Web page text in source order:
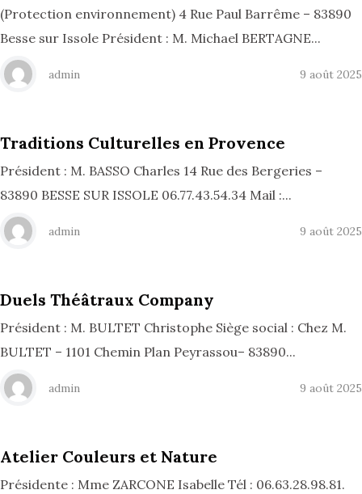
(Protection environnement) 4 Rue Paul Barrême – 83890
Besse sur Issole Président : M. Michael BERTAGNE...
admin 9 août 2025
Traditions Culturelles en Provence
Président : M. BASSO Charles 14 Rue des Bergeries –
83890 BESSE SUR ISSOLE 06.77.43.54.34 Mail :...
admin 9 août 2025
Duels Théâtraux Company
Président : M. BULTET Christophe Siège social : Chez M.
BULTET – 1101 Chemin Plan Peyrassou– 83890...
admin 9 août 2025
Atelier Couleurs et Nature
Présidente : Mme ZARCONE Isabelle Tél : 06.63.28.98.81.